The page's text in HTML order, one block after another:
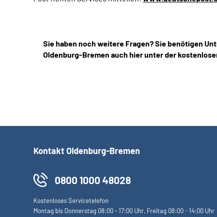
Sie haben noch weitere Fragen? Sie benötigen
Oldenburg-Bremen auch hier unter der
Kontakt Oldenburg-Bremen
0800 1000 48028
Kostenloses Servicetelefon
Montag bis Donnerstag 08:00 - 17:00 Uhr, Freitag 08:00 - 14:00 Uhr